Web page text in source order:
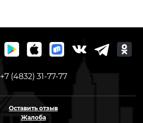
+7 (4832) 31-77-77
Оставить отзыв
Жалоба